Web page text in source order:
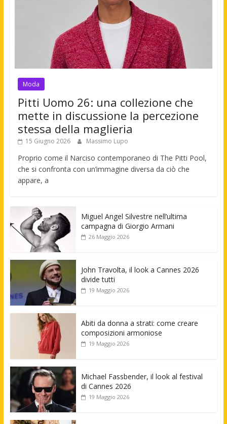
Moda
Pitti Uomo 26: una collezione che
mette in discussione la percezione
stessa della maglieria
15 Giugno 2026 Massimo Lupo
Proprio come il Narciso contemporaneo di The Pitti Pool,
che si confronta con un’immagine diversa da ciò che
appare, a
Miguel Angel Silvestre nell’ultima
campagna di Giorgio Armani
26 Maggio 2026
John Travolta, il look a Cannes 2026
divide tutti
19 Maggio 2026
Abiti da donna a strati: come creare
composizioni armoniose
19 Maggio 2026
Michael Fassbender, il look al festival
di Cannes 2026
19 Maggio 2026